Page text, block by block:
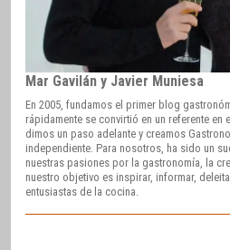
Mar Gavilán y Javier Muniesa
En 2005, fundamos el primer blog
rápidamente se convirtió en un referente en
dimos un paso adelante y creamos
independiente. Para nosotros, ha sido un
nuestras pasiones por la gastronomía, la
nuestro objetivo es inspirar, informar,
entusiastas de la cocina.